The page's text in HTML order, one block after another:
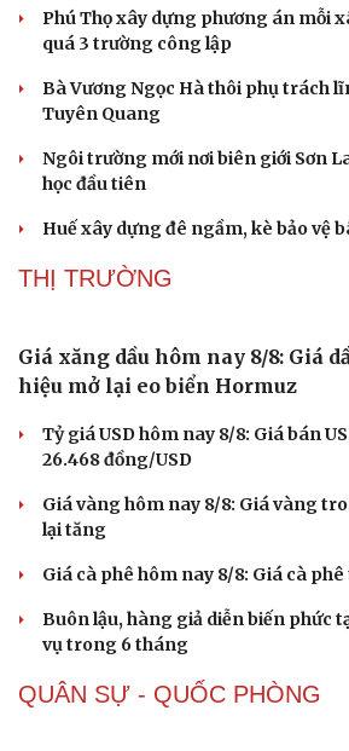
Sức khỏe
Dinh dưỡng - món ngon
Sản phụ khoa
Nhi khoa
Nam khoa
Làm đẹp - giảm cân
Phòng mạch online
Ăn sạch sống khỏe
Đời
Tình
Phú Thọ xây dựng phương án mỗi
quá 3 trường công lập
Bà Vương Ngọc Hà thôi phụ trách
Tuyên Quang
Ngôi trường mới nơi biên giới Sơn
học đầu tiên
Huế xây dựng đê ngầm, kè bảo vệ
THỊ TRƯỜNG
Giá xăng dầu hôm nay 8/8: Giá
hiệu mở lại eo biển Hormuz
Tỷ giá USD hôm nay 8/8: Giá bán